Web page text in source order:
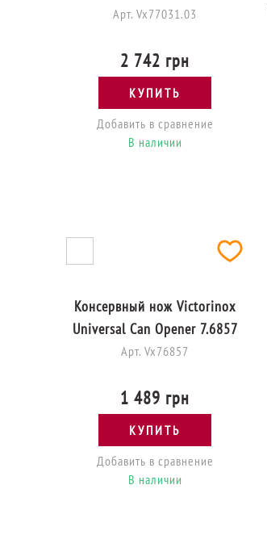
Подставка Victorinox Cutlery
Добавить в сравнение
В наличии
Консервный нож Victorinox
Universal Can Opener 7.6857
Арт. Vx76857